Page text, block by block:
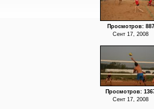
Просмотров: 887
Сент 17, 2008
Просмотров:
Сент 17, 2008